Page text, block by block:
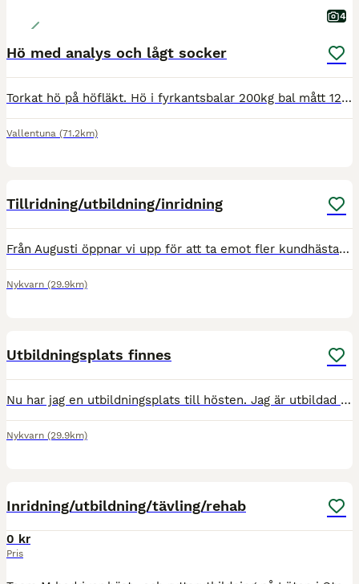
4
Hö med analys och lågt socker
Torkat hö på höfläkt. Hö i fyrkantsbalar 200kg bal mått 120 -130 cm x 80x90 850kr/bal Utan mellanvägg kan lasta 4 st i hästtransport 270kg/ balar mått 170x80x90 cm 1200kr/bal Leverans kan utföras �
Vallentuna (71.2km)
Tillridning/utbildning/inridning
Från Augusti öppnar vi upp för att ta emot fler kundhästar hos oss. Jag föder upp både swb och ponnyer och har ridit in och utbildat många hästar både åt oss själva men även till många kunder. Tar äve
Nykvarn (29.9km)
Utbildningsplats finnes
Nu har jag en utbildningsplats till hösten. Jag är utbildad unghästutbildare från Flyinge 2019 och har sedan dess både haft inridningar och vidareutbildningar. Visat på både unghäst- och ridhästtest
Nykvarn (29.9km)
Inridning/utbildning/tävling/rehab
0 kr
Pris